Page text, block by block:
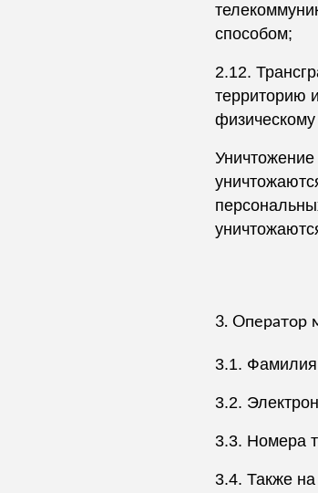
способом;
2.12.
территорию
3. Оператор
3.1.
3.2.
3.3. Номера
3.4. Также